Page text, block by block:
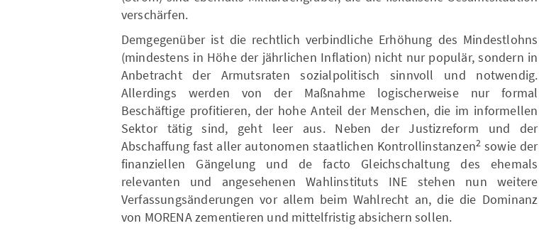
verschärfen.
Demgegenüber ist die rechtlich verbindliche Erhöhung des Mindestlohns
(mindestens in Höhe der jährlichen Inflation) nicht nur populär, sondern in
Anbetracht der Armutsraten sozialpolitisch sinnvoll und notwendig.
Allerdings werden von der Maßnahme logischerweise nur formal
Beschäftige profitieren, der hohe Anteil der Menschen, die im informellen
Sektor tätig sind, geht leer aus. Neben der Justizreform und der
Abschaffung fast aller autonomen staatlichen Kontrollinstanzen2 sowie der
finanziellen Gängelung und de facto Gleichschaltung des ehemals
relevanten und angesehenen Wahlinstituts INE stehen nun weitere
Verfassungsänderungen vor allem beim Wahlrecht an, die die Dominanz
von MORENA zementieren und mittelfristig absichern sollen.